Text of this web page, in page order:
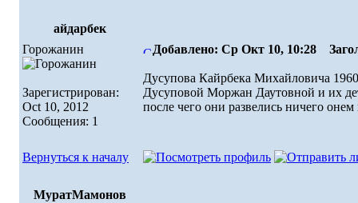
айдарбек
Горожанин
Зарегистрирован:
Oct 10, 2012
Сообщения: 1
Добавлено: Ср Окт 10, 10:28
Дусупова Кайрбека Михайловича
Дусуповой Моржан Даутовной
после чего они развелись ничего
Вернуться к началу
МуратМамонов